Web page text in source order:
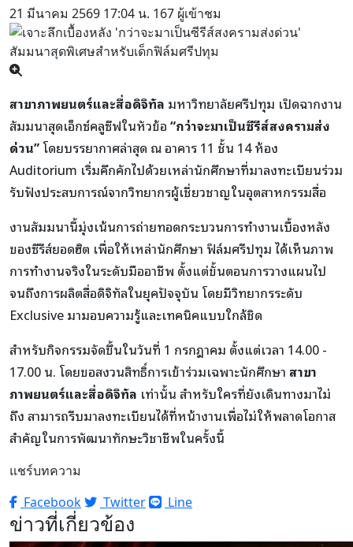
21 มีนาคม 2569 17:04 น. 167 ผู้เข้าชม
สาขาภาพยนตร์และสื่อดิจิทัล มหาวิทยาลัยศรีปทุม เปิดฉากงาน
สัมมนาสุดเอ็กซ์คลูซีฟในหัวข้อ“กว่าจะมาเป็นซีรีส์สงครามส่ง
ด่วน”โดยบรรยากาศล่าสุด ณ อาคาร 11 ชั้น 14 ห้อง
Auditorium เริ่มคึกคักไปด้วยเหล่านักศึกษาที่มาลงทะเบียนร่วม
รับฟังประสบการณ์จากวิทยากรผู้เชี่ยวชาญในอุตสาหกรรมสื่อ
งานสัมมนานี้มุ่งเน้นการถ่ายทอดกระบวนการทำงานเบื้องหลัง
ของซีรีส์ยอดฮิต เพื่อให้เหล่านักศึกษา ฟิล์มศรีปทุมได้เห็นภาพ
การทำงานจริงในระดับมืออาชีพ ตั้งแต่ขั้นตอนการวางแผนไป
จนถึงการผลิตสื่อดิจิทัลในยุคปัจจุบัน โดยมีวิทยากรระดับ
Exclusive มามอบความรู้และเทคนิคแบบใกล้ชิด
สำหรับกิจกรรมจัดขึ้นในวันที่ 1 กรกฎาคม ตั้งแต่เวลา 14.00 -
17.00 น. โดยขอสงวนสิทธิ์การเข้าร่วมเฉพาะนักศึกษา สาขา
ภาพยนตร์และสื่อดิจิทัล เท่านั้น สำหรับใครที่ยังเดินทางมาไม่
ถึง สามารถรีบมาลงทะเบียนได้ที่หน้างานเพื่อไม่ให้พลาดโอกาส
สำคัญในการพัฒนาทักษะวิชาชีพในครั้งนี้
แชร์บทความ
Facebook
Twitter Line
ข่าวที่เกี่ยวข้อง